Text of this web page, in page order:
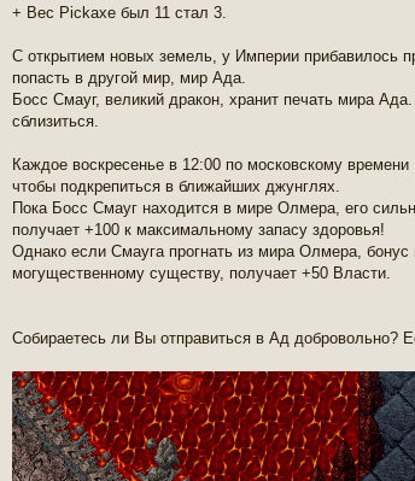
+ Вес Pickaxe был 11 стал 3.
С открытием новых земель, у Империи прибавилось
попасть в другой мир, мир Ада.
Босс Смауг, великий дракон, хранит печать мира
сблизиться.
Каждое воскресенье в 12:00 по московскому
чтобы подкрепиться в ближайших джунглях.
Пока Босс Смауг находится в мире Олмера, его
получает +100 к максимальному запасу здоровья!
Однако если Смауга прогнать из мира Олмера, бонус
могущественному существу, получает +50 Власти.
Собираетесь ли Вы отправиться в Ад добровольно?